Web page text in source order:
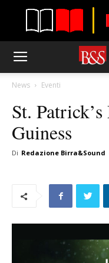
News Eventi
St.
Guiness
Di Redazione Birra&Sound